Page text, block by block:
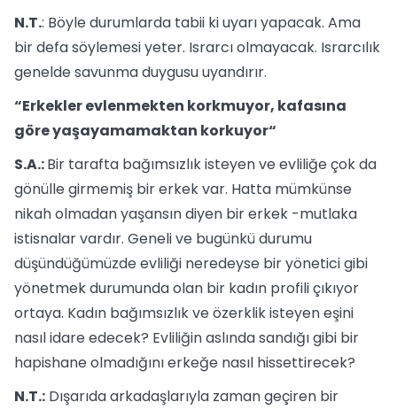
N.T.: Böyle durumlarda tabii ki uyarı yapacak. Ama
bir defa söylemesi yeter. Israrcı olmayacak. Israrcılık
genelde savunma duygusu uyandırır.
“Erkekler evlenmekten korkmuyor, kafasına
göre yaşayamamaktan korkuyor“
S.A.:Bir tarafta bağımsızlık isteyen ve evliliğe çok da
gönülle girmemiş bir erkek var. Hatta mümkünse
nikah olmadan yaşansın diyen bir erkek -mutlaka
istisnalar vardır. Geneli ve bugünkü durumu
düşündüğümüzde evliliği neredeyse bir yönetici gibi
yönetmek durumunda olan bir kadın profili çıkıyor
ortaya. Kadın bağımsızlık ve özerklik isteyen eşini
nasıl idare edecek? Evliliğin aslında sandığı gibi bir
hapishane olmadığını erkeğe nasıl hissettirecek?
N.T.: Dışarıda arkadaşlarıyla zaman geçiren bir